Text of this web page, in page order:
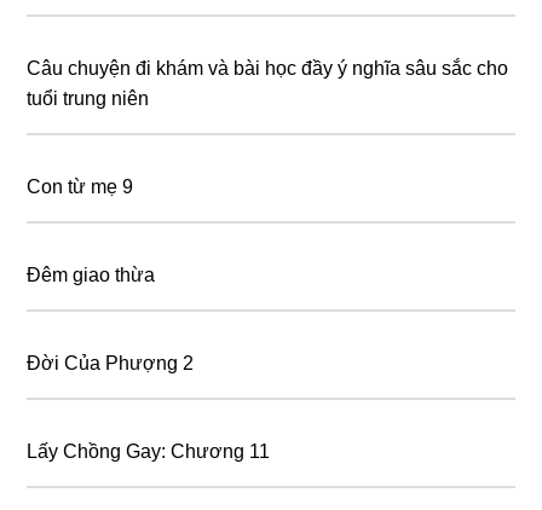
Câu chuyện đi khám và bài học đầy ý nghĩa sâu sắc cho
tuổi trung niên
Con từ mẹ 9
Đêm giao thừa
Đời Của Phượng 2
Lấy Chồng Gay: Chương 11